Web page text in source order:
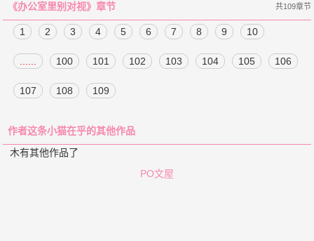
《办公室里别对视》章节 共109章节
1 2 3 4 5 6 7 8 9 10
100 101 102 103 104 105 106
107 108 109
作者这条小猫在乎的其他作品
木有其他作品了
PO文屋